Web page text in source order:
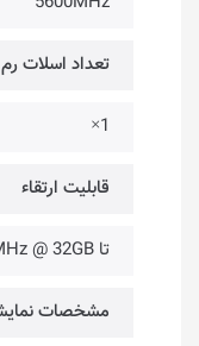
تعداد اسلات رم
1×
قابلیت ارتقاء
تا DDR5-5600MHz @ 32GB
مشخصات